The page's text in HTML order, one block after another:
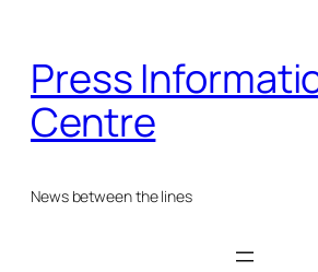
content
Press
Centre
News between the lines